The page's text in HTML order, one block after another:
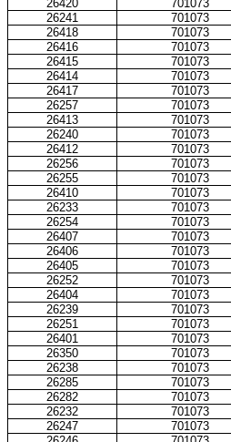
26420
701073
26241
701073
26418
701073
26416
701073
26415
701073
26414
701073
26417
701073
26257
701073
26413
701073
26240
701073
26412
701073
26256
701073
26255
701073
26410
701073
26233
701073
26254
701073
26407
701073
26406
701073
26405
701073
26252
701073
26404
701073
26239
701073
26251
701073
26401
701073
26350
701073
26238
701073
26285
701073
26282
701073
26232
701073
26247
701073